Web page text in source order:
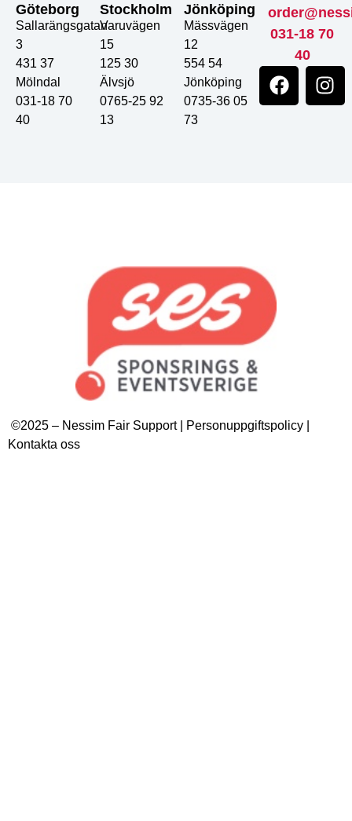
Göteborg
Sallarängsgatan
3
431 37
Mölndal
031-18 70
40
Stockholm
Varuvägen
15
125 30
Älvsjö
0765-25 92
13
Jönköping
Mässvägen
12
554 54
Jönköping
0735-36 05
73
031-18 70
40
©2025 – Nessim Fair Support | Personuppgiftspolicy |
Kontakta oss